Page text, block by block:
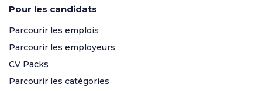
Pour les candidats
Parcourir les emplois
Parcourir les employeurs
CV Packs
Parcourir les catégories